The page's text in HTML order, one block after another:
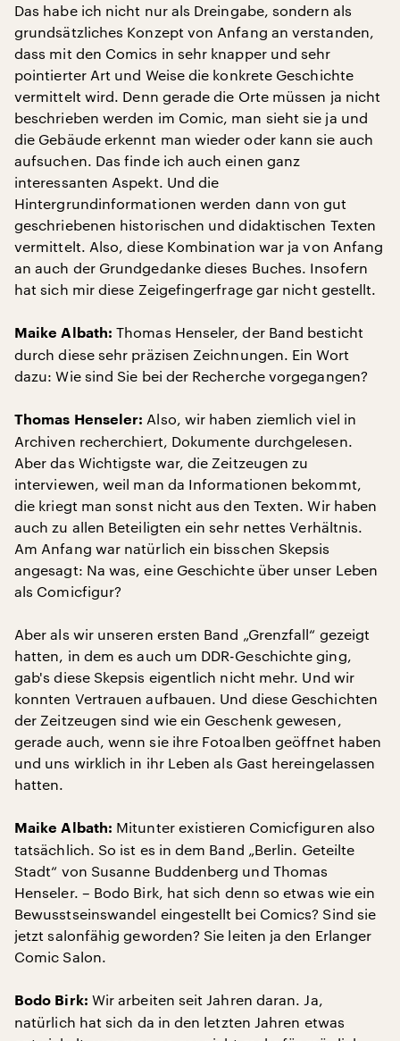
Das habe ich nicht nur als Dreingabe, sondern als
grundsätzliches Konzept von Anfang an verstanden,
dass mit den Comics in sehr knapper und sehr
pointierter Art und Weise die konkrete Geschichte
vermittelt wird. Denn gerade die Orte müssen ja nicht
beschrieben werden im Comic, man sieht sie ja und
die Gebäude erkennt man wieder oder kann sie auch
aufsuchen. Das finde ich auch einen ganz
interessanten Aspekt. Und die
Hintergrundinformationen werden dann von gut
geschriebenen historischen und didaktischen Texten
vermittelt. Also, diese Kombination war ja von Anfang
an auch der Grundgedanke dieses Buches. Insofern
hat sich mir diese Zeigefingerfrage gar nicht gestellt.
Maike Albath: Thomas Henseler, der Band besticht
durch diese sehr präzisen Zeichnungen. Ein Wort
dazu: Wie sind Sie bei der Recherche vorgegangen?
Thomas Henseler: Also, wir haben ziemlich viel in
Archiven recherchiert, Dokumente durchgelesen.
Aber das Wichtigste war, die Zeitzeugen zu
interviewen, weil man da Informationen bekommt,
die kriegt man sonst nicht aus den Texten. Wir haben
auch zu allen Beteiligten ein sehr nettes Verhältnis.
Am Anfang war natürlich ein bisschen Skepsis
angesagt: Na was, eine Geschichte über unser Leben
als Comicfigur?
Aber als wir unseren ersten Band „Grenzfall“ gezeigt
hatten, in dem es auch um DDR-Geschichte ging,
gab's diese Skepsis eigentlich nicht mehr. Und wir
konnten Vertrauen aufbauen. Und diese Geschichten
der Zeitzeugen sind wie ein Geschenk gewesen,
gerade auch, wenn sie ihre Fotoalben geöffnet haben
und uns wirklich in ihr Leben als Gast hereingelassen
hatten.
Maike Albath: Mitunter existieren Comicfiguren also
tatsächlich. So ist es in dem Band „Berlin. Geteilte
Stadt“ von Susanne Buddenberg und Thomas
Henseler. – Bodo Birk, hat sich denn so etwas wie ein
Bewusstseinswandel eingestellt bei Comics? Sind sie
jetzt salonfähig geworden? Sie leiten ja den Erlanger
Comic Salon.
Bodo Birk: Wir arbeiten seit Jahren daran. Ja,
natürlich hat sich da in den letzten Jahren etwas